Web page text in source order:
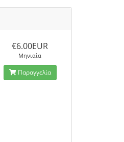
€6.00EUR
Μηνιαία
Παραγγελία